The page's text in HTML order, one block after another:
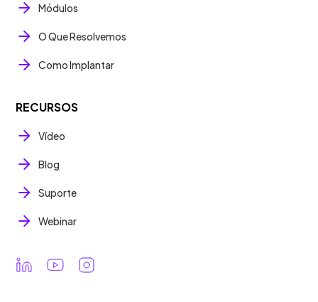
Módulos
O Que Resolvemos
Como Implantar
RECURSOS
Vídeo
Blog
Suporte
Webinar